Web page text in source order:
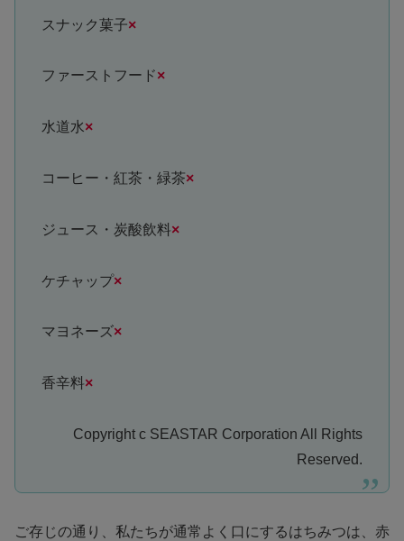
スナック菓子×
ファーストフード×
水道水×
コーヒー・紅茶・緑茶×
ジュース・炭酸飲料×
ケチャップ×
マヨネーズ×
香辛料×
Copyright c SEASTAR Corporation All Rights
Reserved.
ご存じの通り、私たちが通常よく口にするはちみつは、赤